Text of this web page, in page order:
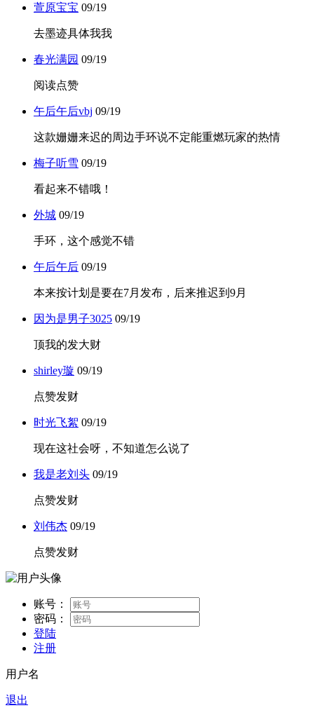
萱原宝宝 09/19
去墨迹具体我我
春光满园 09/19
阅读点赞
午后午后vbj 09/19
这款姗姗来迟的周边手环说不定能重燃玩家的热情
梅子听雪 09/19
看起来不错哦！
外城 09/19
手环，这个感觉不错
午后午后 09/19
本来按计划是要在7月发布，后来推迟到9月
因为是男子3025 09/19
顶我的发大财
shirley璇 09/19
点赞发财
时光飞絮 09/19
现在这社会呀，不知道怎么说了
我是老刘头 09/19
点赞发财
刘伟杰 09/19
点赞发财
账号：
密码：
登陆
注册
用户名
退出